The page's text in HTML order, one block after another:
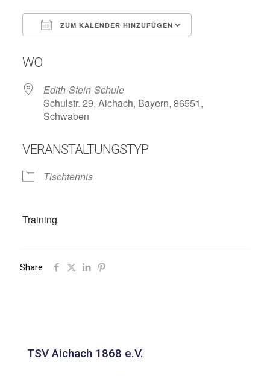
ZUM KALENDER HINZUFÜGEN
WO
Edith-Stein-Schule
Schulstr. 29, Aichach, Bayern, 86551,
Schwaben
VERANSTALTUNGSTYP
Tischtennis
Training
Share
TSV Aichach 1868 e.V.